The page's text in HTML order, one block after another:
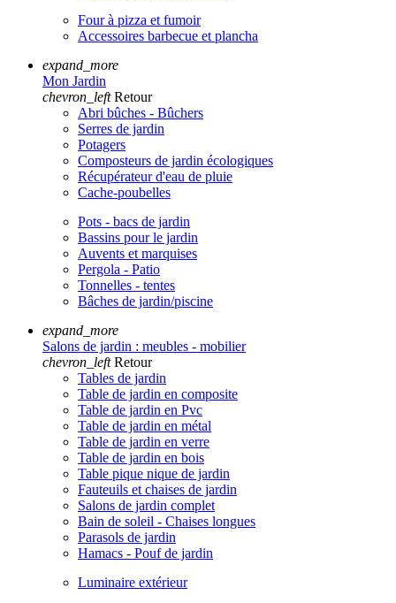
Four à pizza et fumoir
Accessoires barbecue et plancha
expand_more
Mon Jardin
chevron_left Retour
Abri bûches - Bûchers
Serres de jardin
Potagers
Composteurs de jardin écologiques
Récupérateur d'eau de pluie
Cache-poubelles
Pots - bacs de jardin
Bassins pour le jardin
Auvents et marquises
Pergola - Patio
Tonnelles - tentes
Bâches de jardin/piscine
expand_more
Salons de jardin : meubles - mobilier
chevron_left Retour
Tables de jardin
Table de jardin en composite
Table de jardin en Pvc
Table de jardin en métal
Table de jardin en verre
Table de jardin en bois
Table pique nique de jardin
Fauteuils et chaises de jardin
Salons de jardin complet
Bain de soleil - Chaises longues
Parasols de jardin
Hamacs - Pouf de jardin
Luminaire extérieur